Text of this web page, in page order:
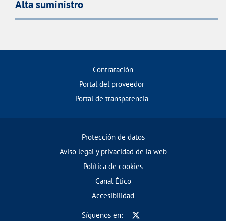
Alta suministro
Contratación
Portal del proveedor
Portal de transparencia
Protección de datos
Aviso legal y privacidad de la web
Política de cookies
Canal Ético
Accesibilidad
Síguenos en: